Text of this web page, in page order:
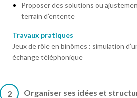
Proposer des solutions ou
terrain d’entente
Travaux pratiques
Jeux de rôle en binômes : simulation
échange téléphonique
2 Organiser ses idées et